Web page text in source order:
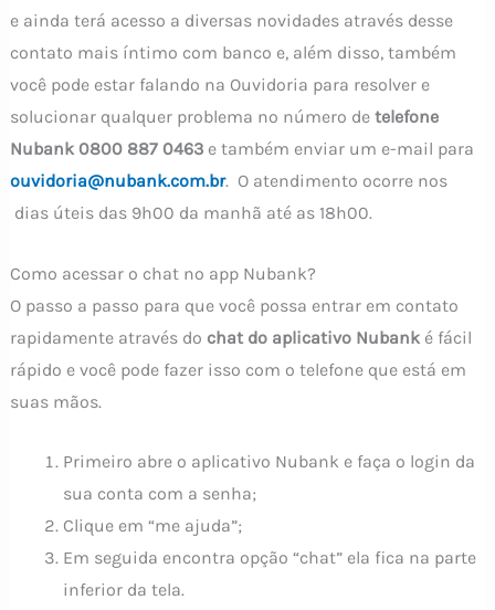
e ainda terá acesso a diversas novidades através desse
contato mais íntimo com banco e, além disso, também
você pode estar falando na Ouvidoria para resolver e
solucionar qualquer problema no número de telefone
Nubank 0800 887 0463 e também enviar um e-mail para
ouvidoria@nubank.com.br. O atendimento ocorre nos
dias úteis das 9h00 da manhã até as 18h00.
Como acessar o chat no app Nubank?
O passo a passo para que você possa entrar em contato
rapidamente através do chat do aplicativo Nubanké fácil
rápido e você pode fazer isso com o telefone que está em
suas mãos.
Primeiro abre o aplicativo Nubank e faça o login da
sua conta com a senha;
Clique em “me ajuda”;
Em seguida encontra opção “chat” ela fica na parte
inferior da tela.